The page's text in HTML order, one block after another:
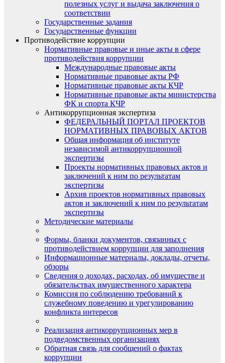
полезных услуг и выдача заключения о
соответствии
Государственные задания
Государственные функции
Противодействие коррупции
Нормативные правовые и иные акты в сфере
противодействия коррупции
Международные правовые акты
Нормативные правовые акты РФ
Нормативные правовые акты КЧР
Нормативные правовые акты министерства
ФК и спорта КЧР
Антикоррупционная экспертиза
ФЕДЕРАЛЬНЫЙ ПОРТАЛ ПРОЕКТОВ
НОРМАТИВНЫХ ПРАВОВЫХ АКТОВ
Общая информация об институте
независимой антикоррупционной
экспертизы
Проекты нормативных правовых актов и
заключений к ним по результатам
экспертизы
Архив проектов нормативных правовых
актов и заключений к ним по результатам
экспертизы
Методические материалы
Формы, бланки документов, связанных с
противодействием коррупции для заполнения
Информационные материалы, доклады, отчеты,
обзоры
Сведения о доходах, расходах, об имуществе и
обязательствах имущественного характера
Комиссия по соблюдению требований к
служебному поведению и урегулированию
конфликта интересов
Реализация антикоррупционных мер в
подведомственных организациях
Обратная связь для сообщений о фактах
коррупции